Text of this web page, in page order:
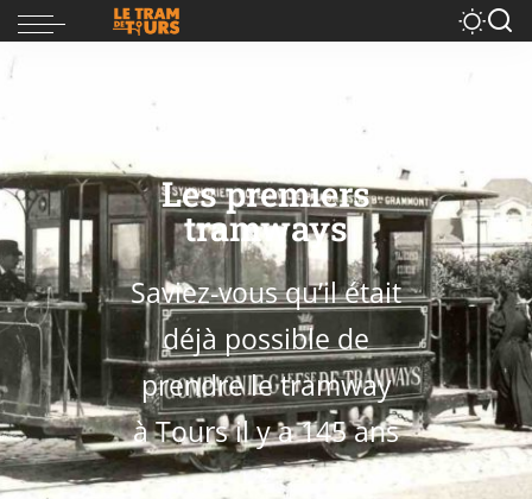
Les premiers
tramways
Saviez-vous qu’il était
déjà possible de
prendre le tramway
à Tours il y a 145 ans
?